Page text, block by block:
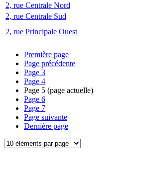
2, rue Centrale Nord
2, rue Centrale Sud
2, rue Principale Ouest
Première page
Page précédente
Page 3
Page 4
Page 5 (page actuelle)
Page 6
Page 7
Page suivante
Dernière page